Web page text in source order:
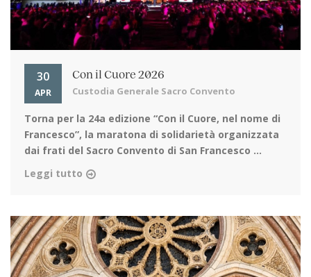
30
APR
Con il Cuore 2026
Custodia Generale Sacro Convento
Torna per la 24a edizione “Con il Cuore, nel nome di
Francesco”, la maratona di solidarietà organizzata
dai frati del Sacro Convento di San Francesco ...
Leggi tutto